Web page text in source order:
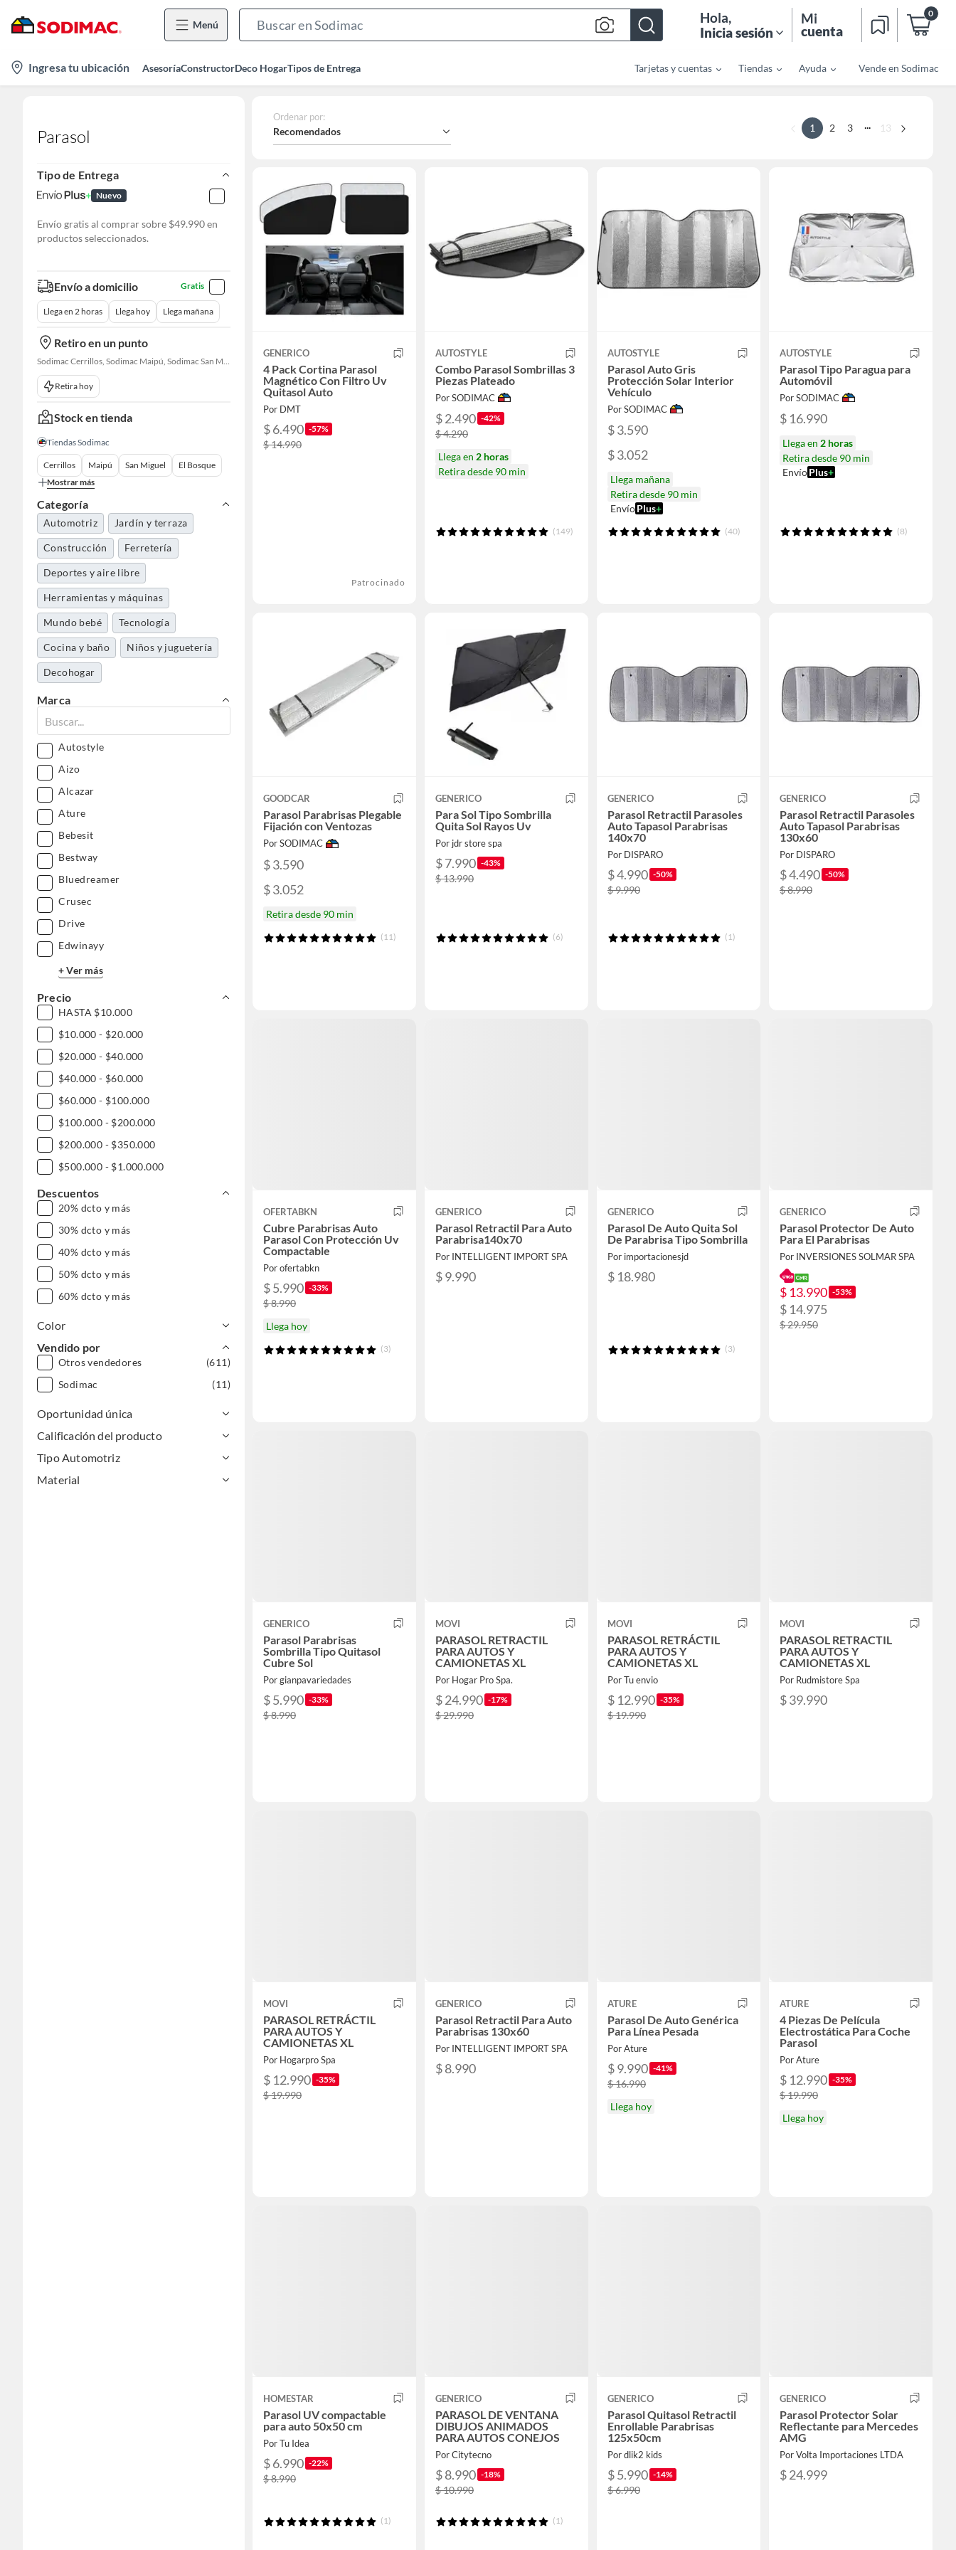
Menú
Bar
Hola,
Inicia sesión
Mi
cuenta
0
location-
icon
Ingresa tu ubicación AsesoríaConstructorDeco HogarTipos de Entrega Tarjetas y cuentas Tiendas Ayuda Vende en Sodimac
Parasol
Tipo de Entrega
Nuevo
Envío gratis al comprar sobre $49.990 en
productos seleccionados.
Envío a domicilio Gratis
Llega en 2 horas Llega hoy Llega mañana
Retiro en un punto
Sodimac Cerrillos, Sodimac Maipú, Sodimac San Miguel, Sodimac El Bosque, Sodimac San Bernardo, Sodimac Talagante, Sodimac San Fernando
Retira hoy
Stock en tienda
Tiendas Sodimac
Cerrillos Maipú San Miguel
El Bosque
Mostrar más
Categoría
Automotriz Jardín y terraza
Construcción Ferretería
Deportes y aire libre
Herramientas y máquinas
Mundo bebé Tecnología
Cocina y baño Niños y juguetería
Decohogar
Marca
Autostyle
Aizo
Alcazar
Ature
Bebesit
Bestway
Bluedreamer
Crusec
Drive
Edwinayy
+ Ver más
Precio
HASTA $10.000
$10.000 - $20.000
$20.000 - $40.000
$40.000 - $60.000
$60.000 - $100.000
$100.000 - $200.000
$200.000 - $350.000
$500.000 - $1.000.000
DESDE $1.000.000
Descuentos
20% dcto y más
30% dcto y más
40% dcto y más
50% dcto y más
60% dcto y más
Color
Vendido por
Otros vendedores
(611)
Sodimac
(11)
Oportunidad única
Calificación del producto
Tipo Automotriz
Material
Ordenar por:
Recomendados 1 2 3 ... 13
GENERICO
4 Pack Cortina Parasol
Magnético Con Filtro Uv
Quitasol Auto
Por DMT
$ 6.490 -57%
$ 14.990
Patrocinado
AUTOSTYLE
Combo Parasol Sombrillas 3
Piezas Plateado
Por SODIMAC
$ 2.490 -42%
$ 4.290
Llega en 2 horas
Retira desde 90 min
(149)
AUTOSTYLE
Parasol Auto Gris
Protección Solar Interior
Vehículo
Por SODIMAC
$ 3.590
$ 3.052
Llega mañana
Retira desde 90 min
EnvíoPlus+
(40)
AUTOSTYLE
Parasol Tipo Paragua para
Automóvil
Por SODIMAC
$ 16.990
Llega en 2 horas
Retira desde 90 min
EnvíoPlus+
(8)
GOODCAR
Parasol Parabrisas Plegable
Fijación con Ventozas
Por SODIMAC
$ 3.590
$ 3.052
Retira desde 90 min
(11)
GENERICO
Para Sol Tipo Sombrilla
Quita Sol Rayos Uv
Por jdr store spa
$ 7.990 -43%
$ 13.990
(6)
GENERICO
Parasol Retractil Parasoles
Auto Tapasol Parabrisas
140x70
Por DISPARO
$ 4.990 -50%
$ 9.990
(1)
GENERICO
Parasol Retractil Parasoles
Auto Tapasol Parabrisas
130x60
Por DISPARO
$ 4.490 -50%
$ 8.990
OFERTABKN
Cubre Parabrisas Auto
Parasol Con Protección Uv
Compactable
Por ofertabkn
$ 5.990 -33%
$ 8.990
Llega hoy
(3)
GENERICO
Parasol Retractil Para Auto
Parabrisa140x70
Por INTELLIGENT IMPORT SPA
$ 9.990
GENERICO
Parasol De Auto Quita Sol
De Parabrisa Tipo Sombrilla
Por importacionesjd
$ 18.980
(3)
GENERICO
Parasol Protector De Auto
Para El Parabrisas
Por INVERSIONES SOLMAR SPA
$ 13.990 -53%
$ 14.975
$ 29.950
GENERICO
Parasol Parabrisas
Sombrilla Tipo Quitasol
Cubre Sol
Por gianpavariedades
$ 5.990 -33%
$ 8.990
MOVI
PARASOL RETRACTIL
PARA AUTOS Y
CAMIONETAS XL
Por Hogar Pro Spa.
$ 24.990 -17%
$ 29.990
MOVI
PARASOL RETRÁCTIL
PARA AUTOS Y
CAMIONETAS XL
Por Tu envio
$ 12.990 -35%
$ 19.990
MOVI
PARASOL RETRACTIL
PARA AUTOS Y
CAMIONETAS XL
Por Rudmistore Spa
$ 39.990
MOVI
PARASOL RETRÁCTIL
PARA AUTOS Y
CAMIONETAS XL
Por Hogarpro Spa
$ 12.990 -35%
$ 19.990
GENERICO
Parasol Retractil Para Auto
Parabrisas 130x60
Por INTELLIGENT IMPORT SPA
$ 8.990
ATURE
Parasol De Auto Genérica
Para Línea Pesada
Por Ature
$ 9.990 -41%
$ 16.990
Llega hoy
ATURE
4 Piezas De Película
Electrostática Para Coche
Parasol
Por Ature
$ 12.990 -35%
$ 19.990
Llega hoy
HOMESTAR
Parasol UV compactable
para auto 50x50 cm
Por Tu Idea
$ 6.990 -22%
$ 8.990
(1)
GENERICO
PARASOL DE VENTANA
DIBUJOS ANIMADOS
PARA AUTOS CONEJOS
Por Citytecno
$ 8.990 -18%
$ 10.990
(1)
GENERICO
Parasol Quitasol Retractil
Enrollable Parabrisas
125x50cm
Por dlik2 kids
$ 5.990 -14%
$ 6.990
GENERICO
Parasol Protector Solar
Reflectante para Mercedes
AMG
Por Volta Importaciones LTDA
$ 24.999